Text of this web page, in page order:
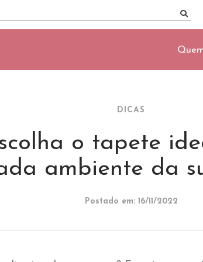
DICAS
o tapete
ambiente da
Postado em: 16/11/2022